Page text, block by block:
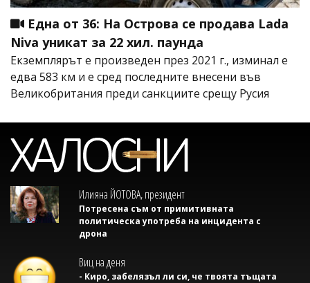
Една от 36: На Острова се продава Lada
Niva уникат за 22 хил. паунда
Екземплярът е произведен през 2021 г., изминал е
едва 583 км и е сред последните внесени във
Великобритания преди санкциите срещу Русия
Илияна ЙОТОВА, президент
Потресена съм от примитивната
политическа употреба на инцидента с
дрона
Виц на деня
- Киро, забелязъл ли си, че твоята тъщата